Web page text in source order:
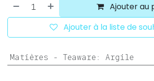
Ajouter au
Ajouter à la liste de
Matières - Teaware : Argile